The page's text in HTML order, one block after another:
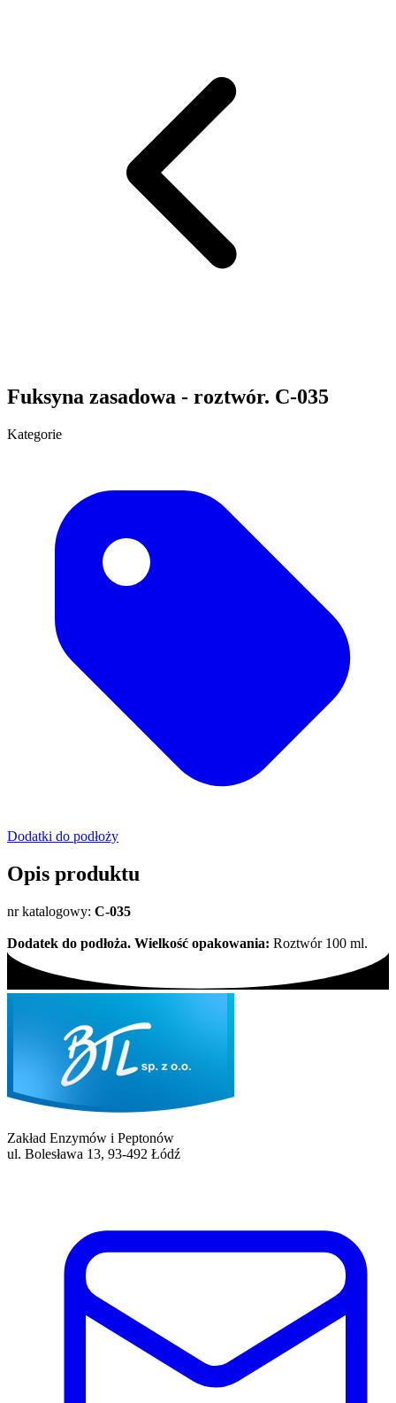
Fuksyna zasadowa - roztwór. C-035
Kategorie
Dodatki do podłoży
Opis produktu
nr katalogowy: C-035
Dodatek do podłoża. Wielkość opakowania: Roztwór 100 ml.
Zakład Enzymów i Peptonów
ul. Bolesława 13, 93-492 Łódź